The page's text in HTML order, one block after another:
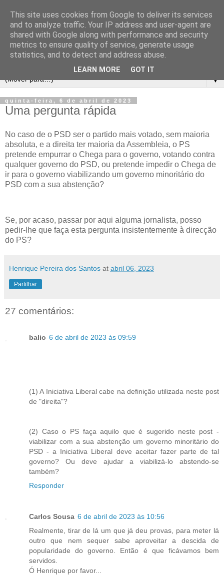
▼
quinta-feira, 6 de abril de 2023
Uma pergunta rápida
No caso de o PSD ser o partido mais votado, sem maioria
absoluta, e a direita ter maioria da Assembleia, o PS
pretende empurrar o Chega para o governo, votando contra
qualquer governo do PSD, ou pretende impedir o Chega de
ir para o governo viabilizando um governo minoritário do
PSD com a sua abstenção?
Se, por acaso, passar por aqui alguma jornalista, posso
pedir-lhe que faça esta pergunta insistentemente à direcção
do PS?
Henrique Pereira dos Santos at abril 06, 2023
Partilhar
27 comentários:
balio 6 de abril de 2023 às 09:59
(1) A Iniciativa Liberal cabe na definição utilizada neste post
de "direita"?
(2) Caso o PS faça aquilo que é sugerido neste post -
viabilizar com a sua abstenção um governo minoritário do
PSD - a Iniciativa Liberal deve aceitar fazer parte de tal
governo? Ou deve ajudar a viabilizá-lo abstendo-se
também?
Responder
Carlos Sousa 6 de abril de 2023 às 10:56
Realmente, tirar de lá um que já deu provas, para meter lá
outro que nem sequer sabe aproveitar a descida de
popularidade do governo. Então é que ficávamos bem
servidos.
Ó Henrique por favor...
This site uses cookies from Google to deliver its services
and to analyze traffic. Your IP address and user-agent are
shared with Google along with performance and security
metrics to ensure quality of service, generate usage
statistics, and to detect and address abuse.
LEARN MORE GOT IT